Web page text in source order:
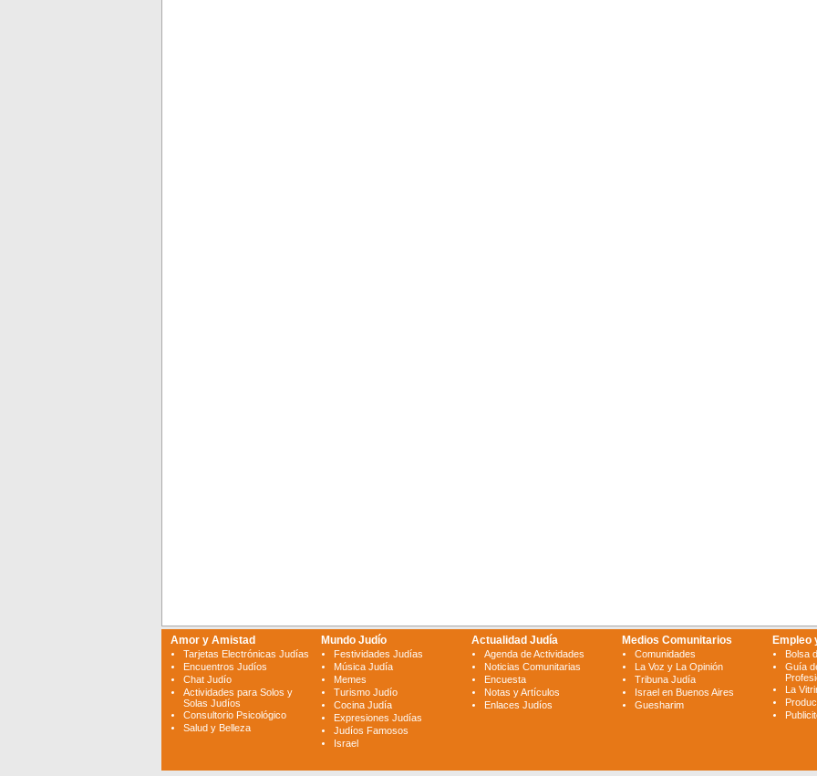
Amor y Amistad
Tarjetas Electrónicas Judías
Encuentros Judíos
Chat Judío
Actividades para Solos y
Solas Judíos
Consultorio Psicológico
Salud y Belleza
Mundo Judío
Festividades Judías
Música Judía
Memes
Turismo Judío
Cocina Judía
Expresiones Judías
Judíos Famosos
Israel
Actualidad Judía
Agenda de Actividades
Noticias Comunitarias
Encuesta
Notas y Artículos
Enlaces Judíos
Medios Comunitarios
Comunidades
La Voz y La Opinión
Tribuna Judía
Israel en Buenos Aires
Guesharim
Empleo
Bolsa
Guía
La